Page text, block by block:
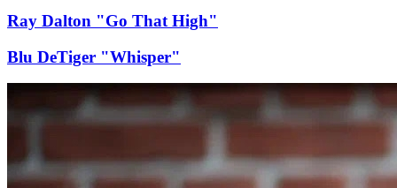
Ray Dalton "Go That High"
Blu DeTiger "Whisper"